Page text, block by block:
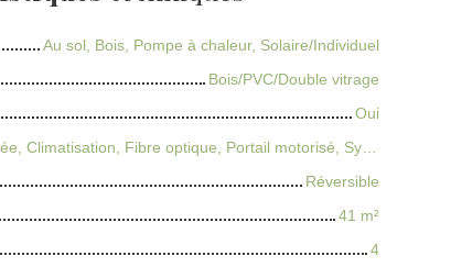
Au sol, Bois, Pompe à chaleur, Solaire/Individuel
Bois/PVC/Double vitrage
Oui
Réversible
41 m²
4